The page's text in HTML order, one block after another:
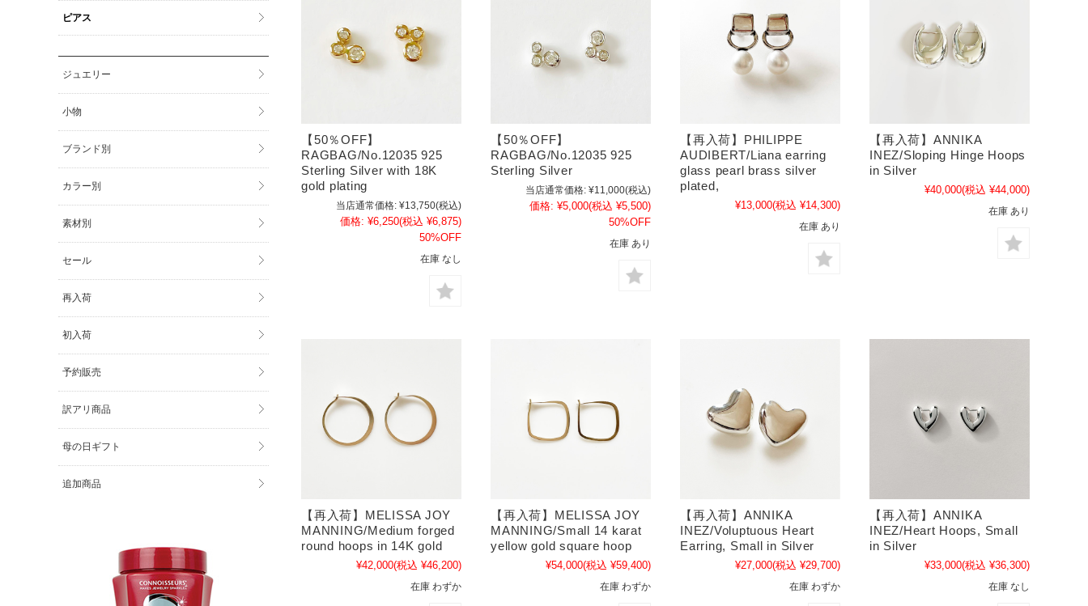
【50％OFF】
RAGBAG/No.12035 925
Sterling Silver with 18K
gold plating
当店通常価格: ¥13,750(税込)
価格: ¥6,250(税込 ¥6,875)
50%OFF
在庫 なし
【50％OFF】
RAGBAG/No.12035 925
Sterling Silver
当店通常価格: ¥11,000(税込)
価格: ¥5,000(税込 ¥5,500)
50%OFF
在庫 あり
【再入荷】PHILIPPE
AUDIBERT/Liana earring
glass pearl brass silver
plated,
¥13,000(税込 ¥14,300)
在庫 あり
【再入荷】ANNIKA
INEZ/Sloping Hinge Hoops
in Silver
¥40,000(税込 ¥44,000)
在庫 あり
【再入荷】MELISSA JOY
MANNING/Medium forged
round hoops in 14K gold
¥42,000(税込 ¥46,200)
在庫 わずか
【再入荷】MELISSA JOY
MANNING/Small 14 karat
yellow gold square hoop
¥54,000(税込 ¥59,400)
在庫 わずか
【再入荷】ANNIKA
INEZ/Voluptuous Heart
Earring, Small in Silver
¥27,000(税込 ¥29,700)
在庫 わずか
【再入荷】ANNIKA
INEZ/Heart Hoops, Small
in Silver
¥33,000(税込 ¥36,300)
在庫 なし
ピアス
ジュエリー
小物
ブランド別
カラー別
素材別
セール
再入荷
初入荷
予約販売
訳アリ商品
母の日ギフト
追加商品